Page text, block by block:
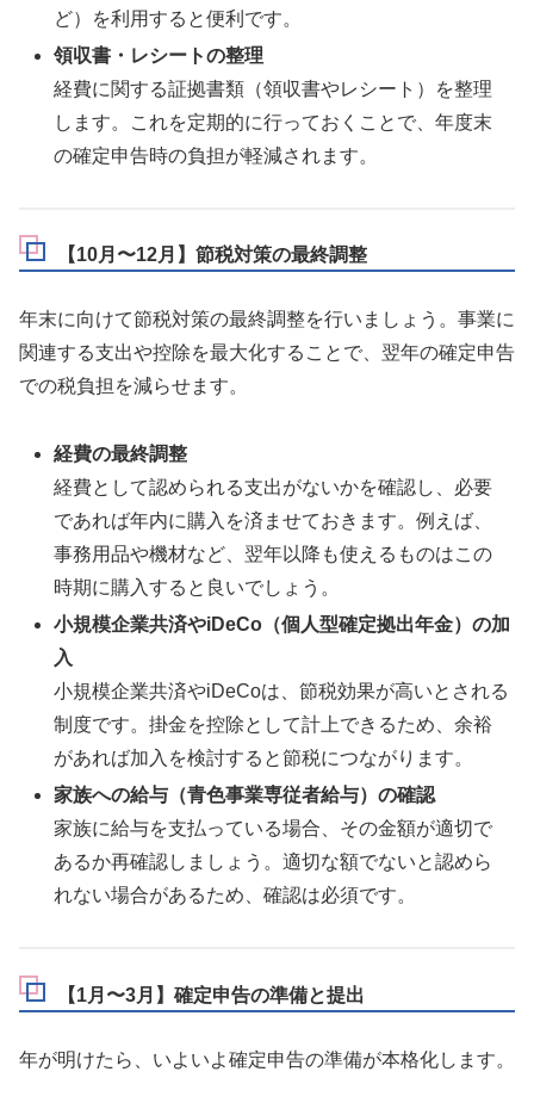
ど）を利用すると便利です。
領収書・レシートの整理
経費に関する証拠書類（領収書やレシート）を整理
します。これを定期的に行っておくことで、年度末
の確定申告時の負担が軽減されます。
【10月〜12月】節税対策の最終調整
年末に向けて節税対策の最終調整を行いましょう。事業に
関連する支出や控除を最大化することで、翌年の確定申告
での税負担を減らせます。
経費の最終調整
経費として認められる支出がないかを確認し、必要
であれば年内に購入を済ませておきます。例えば、
事務用品や機材など、翌年以降も使えるものはこの
時期に購入すると良いでしょう。
小規模企業共済やiDeCo（個人型確定拠出年金）の加
入
小規模企業共済やiDeCoは、節税効果が高いとされる
制度です。掛金を控除として計上できるため、余裕
があれば加入を検討すると節税につながります。
家族への給与（青色事業専従者給与）の確認
家族に給与を支払っている場合、その金額が適切で
あるか再確認しましょう。適切な額でないと認めら
れない場合があるため、確認は必須です。
【1月〜3月】確定申告の準備と提出
年が明けたら、いよいよ確定申告の準備が本格化します。